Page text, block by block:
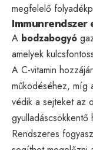
megfelelő
Immunrendszer
A bodzabogyó
amelyek
A C-vitamin
működéséhez, míg
védik a sejteket az
gyulladáscsökkentő
Rendszeres